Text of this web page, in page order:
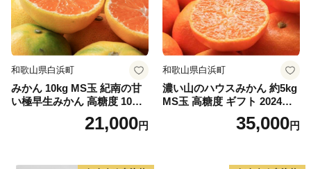
和歌山県白浜町
みかん 10kg MS玉 紀南の甘
い極早生みかん 高糖度 10月
以降発送 マルチ被覆栽培
21,000円
和歌山県白浜町
濃い山のハウスみかん 約5kg
MS玉 高糖度 ギフト 2024年7
35,000円